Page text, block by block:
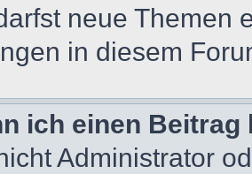
neue Themen
in diesem
ich einen
Administrator